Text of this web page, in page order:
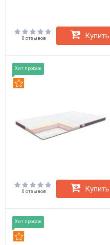
0 отзывов Купить
Хит продаж
0 отзывов Купить
Хит продаж